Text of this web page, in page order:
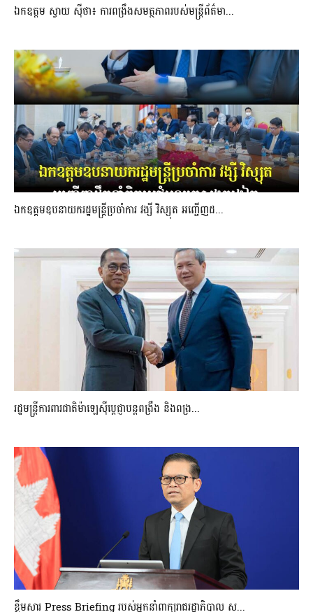
ឯកឧត្តម ស្វាយ ស៊ីថា៖ ការពង្រឹងសមត្ថភាពរបស់មន្ត្រីព័ត៌មា...
ឯកឧត្តមឧបនាយករដ្ឋមន្រ្តីប្រចាំការ វង្សី វិស្សុត អញ្ជើញដ...
រដ្ឋមន្ត្រីការពារជាតិម៉ាឡេស៊ីប្ដេជ្ញាបន្តពង្រឹង និងពង្រ...
ខ្លឹមសារ Press Briefing របស់អ្នកនាំពាក្យរាជរដ្ឋាភិបាល ស...